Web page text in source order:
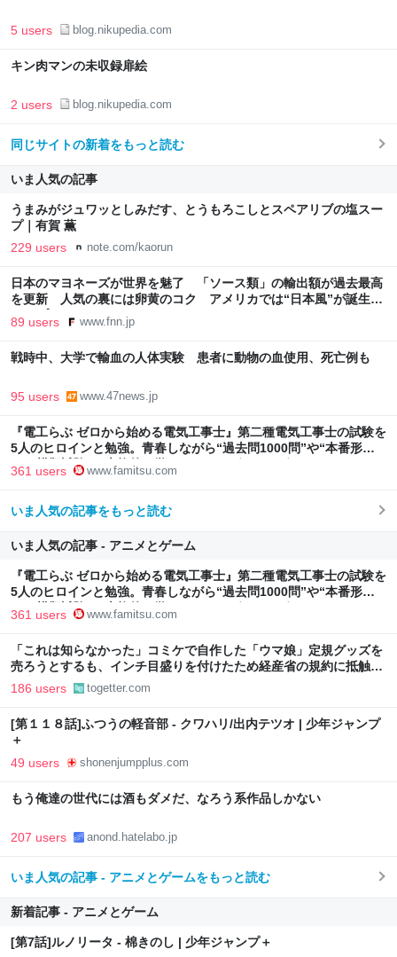
5 users blog.nikupedia.com
キン肉マンの未収録扉絵
2 users blog.nikupedia.com
同じサイトの新着をもっと読む
いま人気の記事
うまみがジュワッとしみだす、とうもろこしとスペアリブの塩スー
プ｜有賀 薫
229 users note.com/kaorun
日本のマヨネーズが世界を魅了 「ソース類」の輸出額が過去最高
を更新 人気の裏には卵黄のコク アメリカでは“日本風”が誕生｜
FNNプライムオンライン
89 users www.fnn.jp
戦時中、大学で輸血の人体実験 患者に動物の血使用、死亡例も
95 users www.47news.jp
『電工らぶ ゼロから始める電気工事士』第二種電気工事士の試験を
5人のヒロインと勉強。青春しながら“過去問1000問”や“本番形式
CBT模擬試験”で本格的に学べるノベルゲーム | ゲーム・エンタメ
361 users www.famitsu.com
いま人気の記事をもっと読む
いま人気の記事 - アニメとゲーム
『電工らぶ ゼロから始める電気工事士』第二種電気工事士の試験を
5人のヒロインと勉強。青春しながら“過去問1000問”や“本番形式
CBT模擬試験”で本格的に学べるノベルゲーム | ゲーム・エンタメ
361 users www.famitsu.com
「これは知らなかった」コミケで自作した「ウマ娘」定規グッズを
売ろうとするも、インチ目盛りを付けたため経産省の規約に抵触、
販売見送りに
186 users togetter.com
[第１１８話]ふつうの軽音部 - クワハリ/出内テツオ | 少年ジャンプ
＋
49 users shonenjumpplus.com
もう俺達の世代には酒もダメだ、なろう系作品しかない
207 users anond.hatelabo.jp
いま人気の記事 - アニメとゲームをもっと読む
新着記事 - アニメとゲーム
[第7話]ルノリータ - 棉きのし | 少年ジャンプ＋